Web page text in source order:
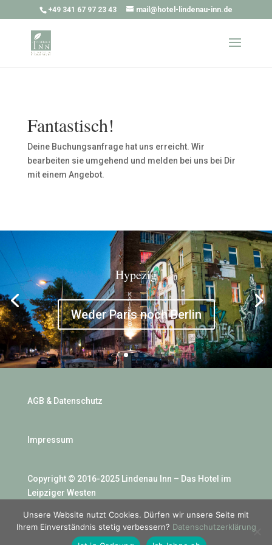
+49 341 67 97 23 43 mail@hotel-lindenau-inn.de
Fantastisch!
Deine Buchungsanfrage hat uns erreicht. Wir
bearbeiten sie umgehend und melden bei uns bei Dir
mit einem Angebot.
Hypezig
Weder Paris noch Berlin
AGB & Datenschutz
Impressum
Copyright © 2016-2025 Lindenau Inn – Das Hotel im
Leipziger Westen
Unsere Website nutzt Cookies. Dürfen wir unsere Seite mit
Ihrem Einverständnis stetig verbessern? Datenschutzerklärung